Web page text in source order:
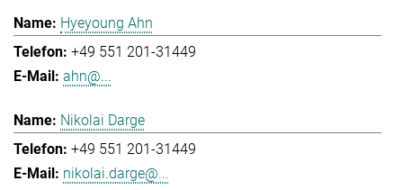
Hyeyoung Ahn
+49 551 201-31449
ahn@...
Nikolai Darge
+49 551 201-31449
nikolai.darge@...